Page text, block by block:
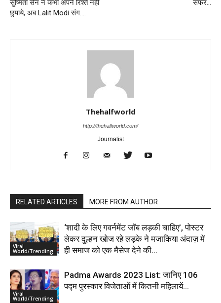
सुष्मिता सेन ने कभी अपने रिश्ते नहीं
छुपाये, अब Lalit Modi संग….
सफर…
Thehalfworld
http://thehalfworld.com/
Journalist
RELATED ARTICLES MORE FROM AUTHOR
Viral
World/Trending
‘शादी के लिए गवर्नमेंट जॉब लड़की चाहिए’, पोस्टर
लेकर दुल्हन खोज रहे लड़के ने मजाकिया अंदाज़ में
ही समाज को एक मैसेज देने की...
Viral
World/Trending
Padma Awards 2023 List: जानिए 106
पद्म पुरस्कार विजेताओं में कितनी महिलायें…